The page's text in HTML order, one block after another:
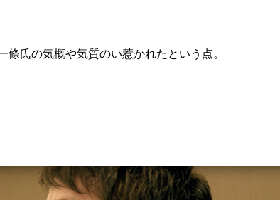
條氏の気概や気質のい惹かれたという点。